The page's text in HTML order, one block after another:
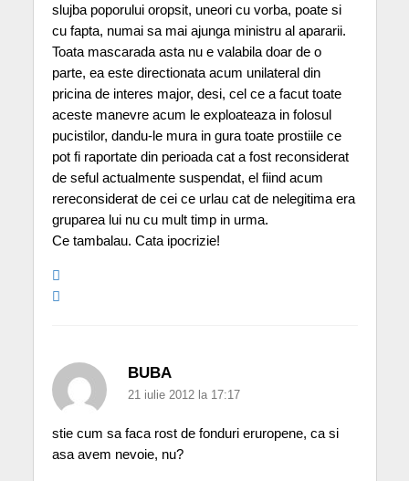
slujba poporului oropsit, uneori cu vorba, poate si
cu fapta, numai sa mai ajunga ministru al apararii.
Toata mascarada asta nu e valabila doar de o
parte, ea este directionata acum unilateral din
pricina de interes major, desi, cel ce a facut toate
aceste manevre acum le exploateaza in folosul
pucistilor, dandu-le mura in gura toate prostiile ce
pot fi raportate din perioada cat a fost reconsiderat
de seful actualmente suspendat, el fiind acum
rereconsiderat de cei ce urlau cat de nelegitima era
gruparea lui nu cu mult timp in urma.
Ce tambalau. Cata ipocrizie!
BUBA
21 iulie 2012 la 17:17
stie cum sa faca rost de fonduri eruropene, ca si
asa avem nevoie, nu?